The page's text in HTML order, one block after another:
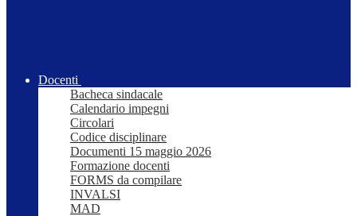
Docenti
Bacheca sindacale
Calendario impegni
Circolari
Codice disciplinare
Documenti 15 maggio 2026
Formazione docenti
FORMS da compilare
INVALSI
MAD